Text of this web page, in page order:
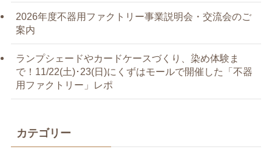
2026年度不器用ファクトリー事業説明会・交流会のご
案内
ランプシェードやカードケースづくり、染め体験ま
で！11/22(土)･23(日)にくずはモールで開催した「不器
用ファクトリー」レポ
カテゴリー